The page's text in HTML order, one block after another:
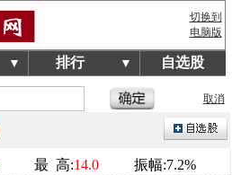
切换到
电脑版
▼ 排行 ▼ 自选股
取消
最 高:14.0
振幅:7.2%